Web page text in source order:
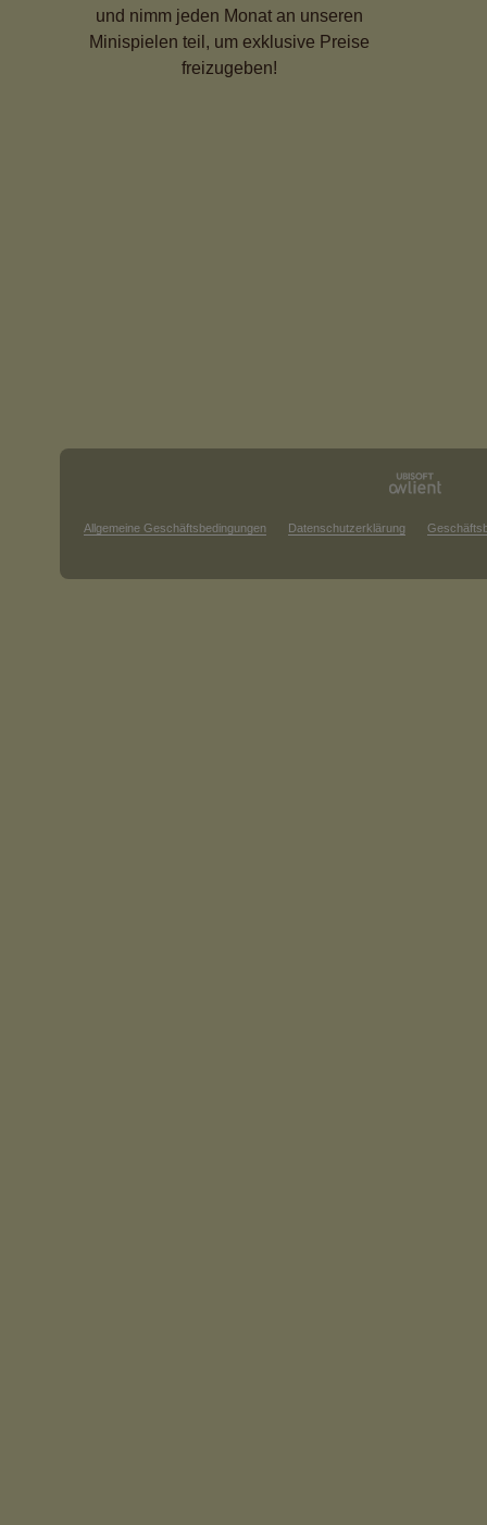
und nimm jeden Monat an unseren
Minispielen teil, um exklusive Preise
freizugeben!
Allgemeine Geschäftsbedingungen Datenschutzerklärung